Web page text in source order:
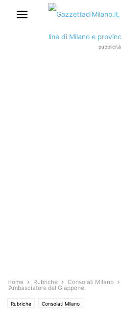
pubblicità
Home Rubriche Consolati Milano
l’Ambasciatore del Giappone.
Rubriche Consolati Milano